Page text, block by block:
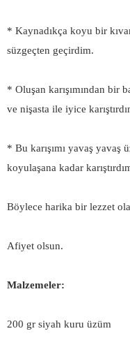
* Kaynadıkça koyu bir
süzgeçten geçirdim.
* Oluşan karışımından bir
ve nişasta ile iyice
* Bu karışımı yavaş yavaş
koyulaşana kadar
Böylece harika bir lezzet
Afiyet olsun.
Malzemeler:
200 gr siyah kuru üzüm